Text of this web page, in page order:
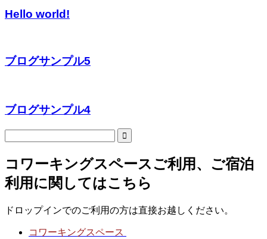
Hello world!
ブログサンプル5
ブログサンプル4
コワーキングスペースご利用、ご宿泊
利用に関してはこちら
ドロップインでのご利用の方は直接お越しください。
コワーキングスペース